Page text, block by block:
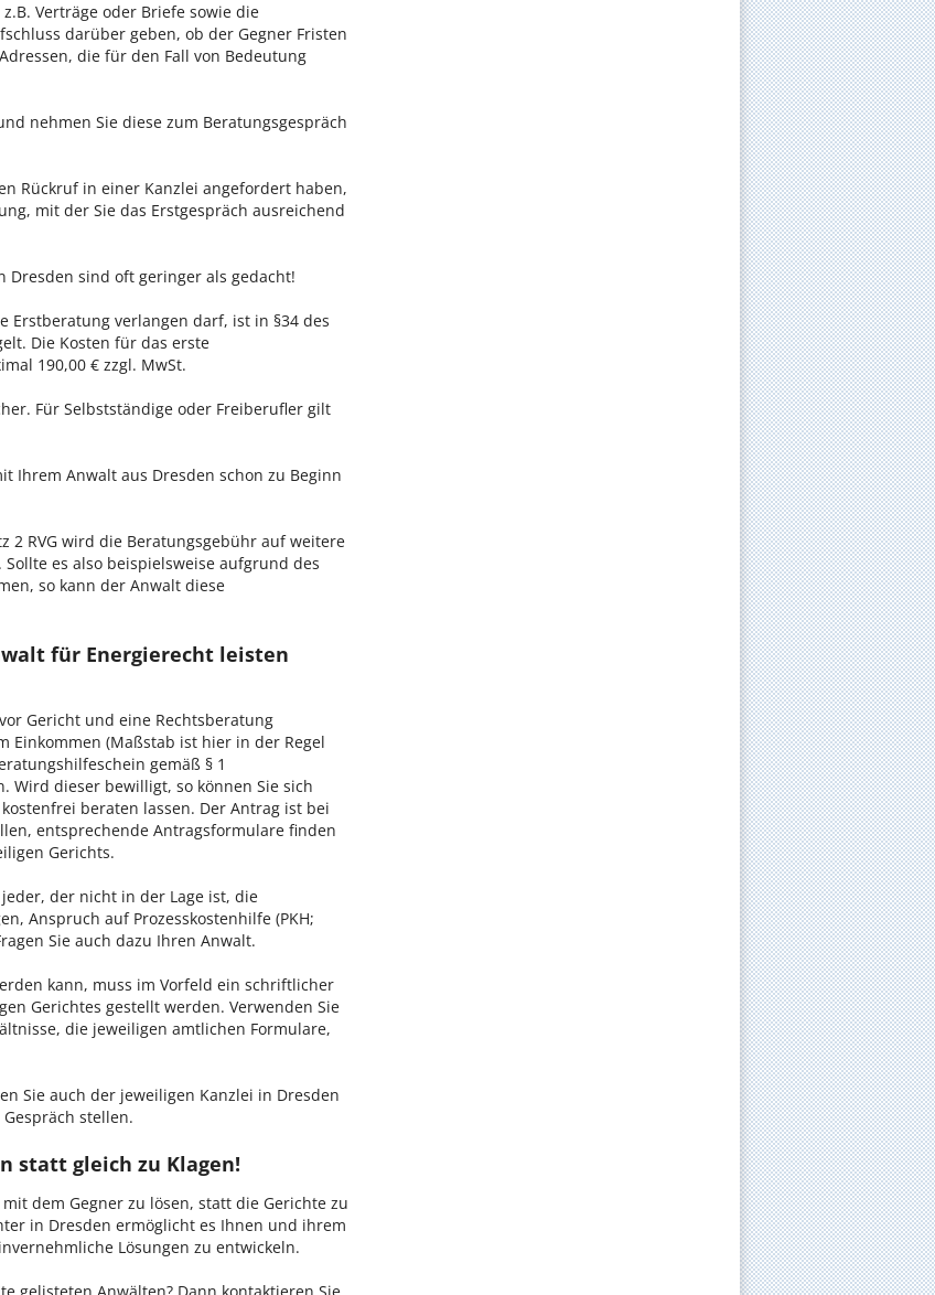
Verträge oder Briefe sowie die
darüber geben, ob der Gegner Fristen
die für den Fall von Bedeutung
nehmen Sie diese zum Beratungsgespräch
Rückruf in einer Kanzlei angefordert haben,
mit der Sie das Erstgespräch ausreichend
Dresden sind oft geringer als gedacht!
Erstberatung verlangen darf, ist in §34 des
Die Kosten für das erste
190,00 € zzgl. MwSt.
Für Selbstständige oder Freiberufler gilt
Ihrem Anwalt aus Dresden schon zu Beginn
2 RVG wird die Beratungsgebühr auf weitere
es also beispielsweise aufgrund des
so kann der Anwalt diese
für Energierecht leisten
Gericht und eine Rechtsberatung
Einkommen (Maßstab ist hier in der Regel
gemäß § 1
Wird dieser bewilligt, so können Sie sich
beraten lassen. Der Antrag ist bei
entsprechende Antragsformulare finden
Gerichts.
der nicht in der Lage ist, die
Anspruch auf Prozesskostenhilfe (PKH;
Sie auch dazu Ihren Anwalt.
kann, muss im Vorfeld ein schriftlicher
Gerichtes gestellt werden. Verwenden Sie
die jeweiligen amtlichen Formulare,
Sie auch der jeweiligen Kanzlei in Dresden
stellen.
statt gleich zu Klagen!
dem Gegner zu lösen, statt die Gerichte zu
in Dresden ermöglicht es Ihnen und ihrem
Lösungen zu entwickeln.